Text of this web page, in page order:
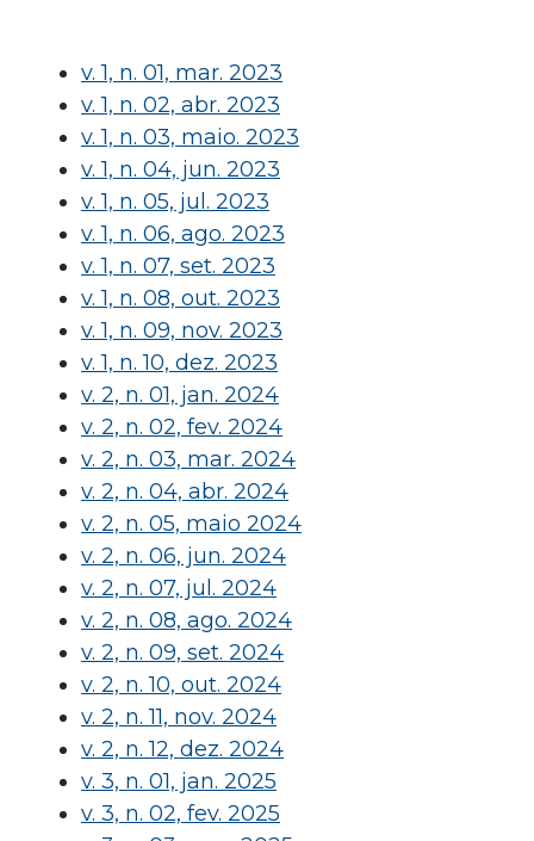
v. 1, n. 01, mar. 2023
v. 1, n. 02, abr. 2023
v. 1, n. 03, maio. 2023
v. 1, n. 04, jun. 2023
v. 1, n. 05, jul. 2023
v. 1, n. 06, ago. 2023
v. 1, n. 07, set. 2023
v. 1, n. 08, out. 2023
v. 1, n. 09, nov. 2023
v. 1, n. 10, dez. 2023
v. 2, n. 01, jan. 2024
v. 2, n. 02, fev. 2024
v. 2, n. 03, mar. 2024
v. 2, n. 04, abr. 2024
v. 2, n. 05, maio 2024
v. 2, n. 06, jun. 2024
v. 2, n. 07, jul. 2024
v. 2, n. 08, ago. 2024
v. 2, n. 09, set. 2024
v. 2, n. 10, out. 2024
v. 2, n. 11, nov. 2024
v. 2, n. 12, dez. 2024
v. 3, n. 01, jan. 2025
v. 3, n. 02, fev. 2025